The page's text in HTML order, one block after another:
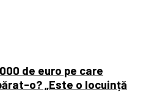
de euro pe care
o? „Este o locuință